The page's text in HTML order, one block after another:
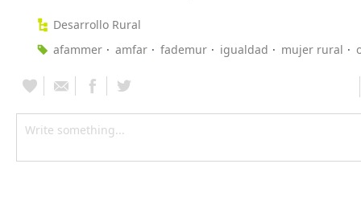
Desarrollo Rural
afammer
amfar fademur igualdad mujer rural